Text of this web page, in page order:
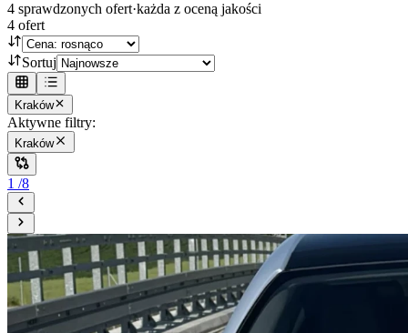
4 sprawdzonych ofert·każda z oceną jakości
4 ofert
Sortuj
Kraków
Aktywne filtry:
Kraków
1 /8